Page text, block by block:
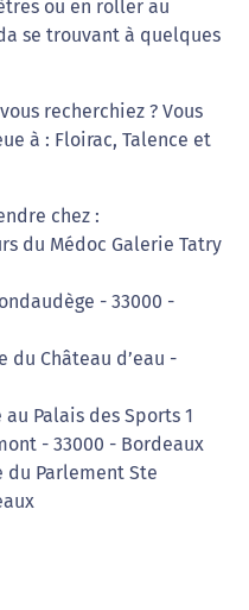
ou en roller au
se trouvant à quelques
recherchiez ? Vous
à : Floirac, Talence et
chez :
du Médoc Galerie Tatry
- 33000 -
du Château d’eau -
Palais des Sports 1
- 33000 - Bordeaux
du Parlement Ste